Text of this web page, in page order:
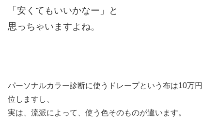
「安くてもいいかなー」と
思っちゃいますよね。
パーソナルカラー診断に使うドレープという布は10万円
位しますし、
実は、流派によって、使う色そのものが違います。